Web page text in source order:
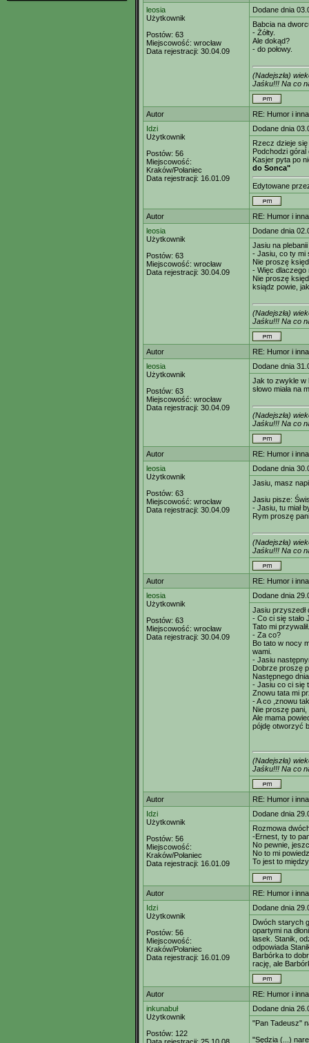
leosia
Użytkownik
Postów: 63
Miejscowość: wrocław
Data rejestracji: 30.04.09
Dodane dnia
Babcia na
- Żółty.
Ale dokąd?
- do połowy.
(Nadejszła)
Jaśku!!! Na co
Autor
RE: Humor i
Idzi
Użytkownik
Postów: 56
Miejscowość:
Kraków/Połaniec
Data rejestracji: 16.01.09
Dodane dnia
Rzecz dzieje
Podchodzi góral
Kasjer pyta po
do Sonca"
Edytowane
Autor
RE: Humor i
leosia
Użytkownik
Postów: 63
Miejscowość: wrocław
Data rejestracji: 30.04.09
Dodane dnia
Jasiu na
- Jasiu, co ty mi
Nie proszę
- Więc
Nie proszę
ksiądz powie,
(Nadejszła)
Jaśku!!! Na co
Autor
RE: Humor i
leosia
Użytkownik
Postów: 63
Miejscowość: wrocław
Data rejestracji: 30.04.09
Dodane dnia
Jak to zwykle w
słowo miała na
(Nadejszła)
Jaśku!!! Na co
Autor
RE: Humor i
leosia
Użytkownik
Postów: 63
Miejscowość: wrocław
Data rejestracji: 30.04.09
Dodane dnia
Jasiu, masz
Jasiu pisze:
- Jasiu, tu miał
Rym proszę
(Nadejszła)
Jaśku!!! Na co
Autor
RE: Humor i
leosia
Użytkownik
Postów: 63
Miejscowość: wrocław
Data rejestracji: 30.04.09
Dodane dnia
Jasiu przyszedł
- Co ci się stało
Tato mi przywalił.
- Za co?
Bo tato w nocy
wami.
- Jasiu
Dobrze proszę
Następnego
- Jasiu co ci się
Znowu tata mi
- A co ,znowu
Nie proszę pani,
Ale mama
pójdę otworzyć
(Nadejszła)
Jaśku!!! Na co
Autor
RE: Humor i
Idzi
Użytkownik
Postów: 56
Miejscowość:
Kraków/Połaniec
Data rejestracji: 16.01.09
Dodane dnia
Rozmowa
-Ernest, ty to
No pewnie,
No to mi
To jest to
Autor
RE: Humor i
Idzi
Użytkownik
Postów: 56
Miejscowość:
Kraków/Połaniec
Data rejestracji: 16.01.09
Dodane dnia
Dwóch starych
opartymi na
lasek. Stanik,
odpowiada
Barbórka to
rację, ale
Autor
RE: Humor i
inkunabuł
Użytkownik
Postów: 122
Dodane dnia
"Pan Tadeusz"
"Sędzia (...)